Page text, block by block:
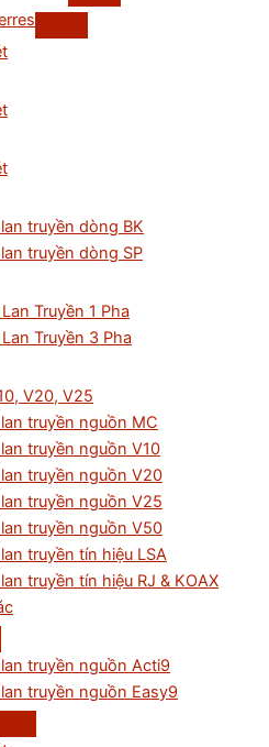
truyền dòng BK
truyền dòng SP
Truyền 1 Pha
Truyền 3 Pha
V20, V25
truyền nguồn MC
truyền nguồn V10
truyền nguồn V20
truyền nguồn V25
truyền nguồn V50
truyền tín hiệu LSA
truyền tín hiệu RJ & KOAX
truyền nguồn Acti9
truyền nguồn Easy9